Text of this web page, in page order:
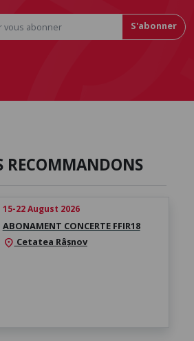
S'abonner
RECOMMANDONS
15-22 August 2026
ABONAMENT CONCERTE FFIR18
location_on Cetatea Râșnov